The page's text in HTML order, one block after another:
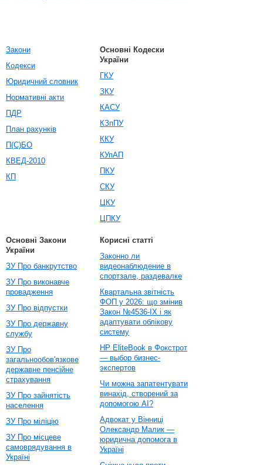
Закони
Кодекси
Юридичний словник
Нормативні акти
ПДР
План рахунків
П(С)БО
КВЕД-2010
КП
Основні Кодески
України
ГКУ
ЗКУ
КАСУ
КЗпПУ
ККУ
КУпАП
ПКУ
СКУ
ЦКУ
ЦПКУ
Основні Закони
України
ЗУ Про банкрутство
ЗУ Про виконавче
провадження
ЗУ Про відпустки
ЗУ Про державну
службу
ЗУ Про
загальнообов'язкове
державне пенсійне
страхування
ЗУ Про зайнятість
населення
ЗУ Про міліцію
ЗУ Про місцеве
самоврядування в
Україні
Корисні статті
Законно ли
видеонаблюдение в
спортзале, раздевалке
Квартальна звітність
ФОП у 2026: що змінив
Закон №4536-IX і як
адаптувати облікову
систему
HP EliteBook в Фокстрот
— выбор бизнес-
экспертов
Чи можна запатентувати
винахід, створений за
допомогою AI?
Адвокат у Вінниці
Олександр Малик —
юридична допомога в
Україні